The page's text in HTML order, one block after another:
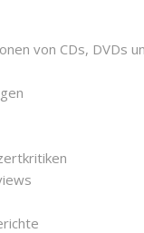
von CDs, DVDs